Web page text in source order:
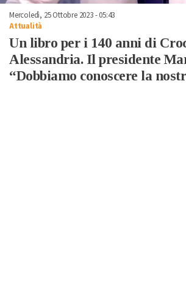
Mercoledì, 25 Ottobre 2023 - 05:43
Attualità
Un libro per i 140 anni di
Alessandria. Il presidente
“Dobbiamo conoscere la